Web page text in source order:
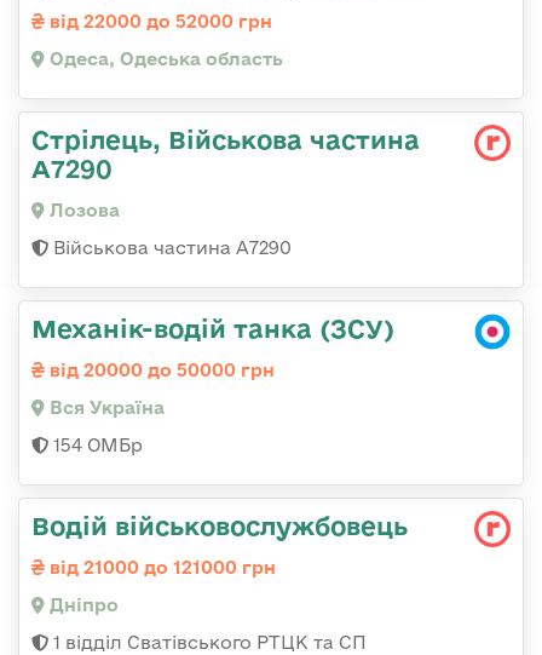
від 22000 до 52000 грн
Одеса, Одеська область
Стрілець, Військова частина
А7290
Лозова
Військова частина А7290
Механік-водій танка (ЗСУ)
від 20000 до 50000 грн
Вся Україна
154 ОМБр
Водій військовослужбовець
від 21000 до 121000 грн
Дніпро
1 відділ Сватівського РТЦК та СП